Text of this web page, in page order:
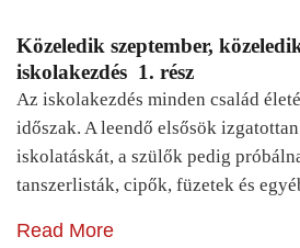
Közeledik szeptember,
iskolakezdés 1. rész
Az iskolakezdés minden család
időszak. A leendő elsősök
iskolatáskát, a szülők pedig
tanszerlisták, cipők, füzetek és
Read More